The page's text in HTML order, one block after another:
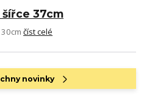
37cm
30cmčíst celé
novinky